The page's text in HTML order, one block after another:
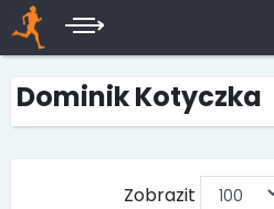
Dominik Kotyczka
Zobrazit